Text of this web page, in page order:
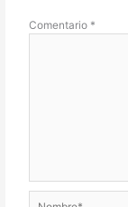
Comentario *